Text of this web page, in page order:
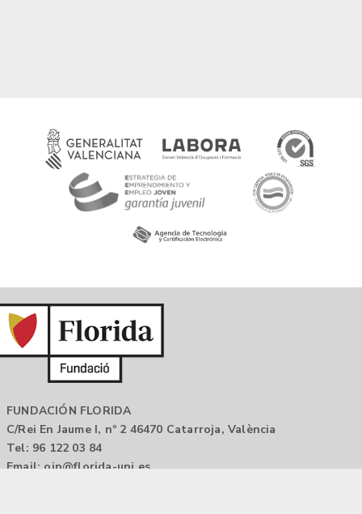
FUNDACIÓN FLORIDA
C/Rei En Jaume I, nº 2 46470 Catarroja, València
Tel: 96 122 03 84
Email: oip@florida-uni.es